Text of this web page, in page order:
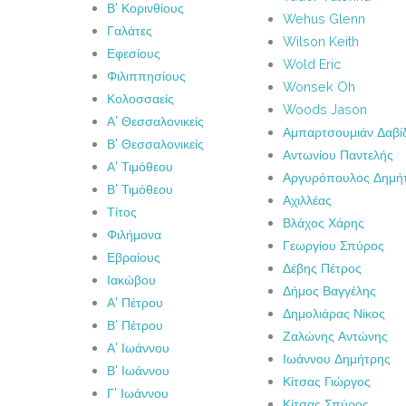
Β' Κορινθίους
Γαλάτες
Εφεσίους
Φιλιππησίους
Κολοσσαείς
Α' Θεσσαλονικείς
Β' Θεσσαλονικείς
Α' Τιμόθεου
Β' Τιμόθεου
Τίτος
Φιλήμονα
Εβραίους
Ιακώβου
Α' Πέτρου
Β' Πέτρου
Α' Ιωάννου
Β' Ιωάννου
Γ' Ιωάννου
Wehus Glenn
Wilson Keith
Wold Eric
Wonsek Oh
Woods Jason
Αμπαρτσουμιάν
Αντωνίου Παντελής
Αργυρόπουλος
Αχιλλέας
Βλάχος Χάρης
Γεωργίου Σπύρος
Δέβης Πέτρος
Δήμος Βαγγέλης
Δημολιάρας Νίκος
Ζαλώνης Αντώνης
Ιωάννου Δημήτρης
Κίτσας Γιώργος